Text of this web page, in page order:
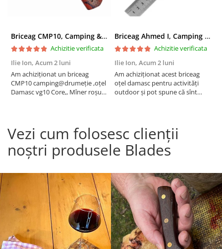
Briceag CMP10, Camping & Drumetie, Otel Damasc VG10 Core, Maner Albastru, 23 cm
Achizitie verificata
Ilie Ion, Acum 2 luni
Am achiziționat un briceag
CMP10 camping@drumeție ,oțel
Damasc vg10 Core,, Mîner roșu
,bine ascuțit,recomand , vă
mulțumesc!
Briceag Ahmed I, Camping & Drumetie, Otel Damasc VG10 Core, Maner Rosu Fosforescent, 22 cm
Achizitie verificata
Ilie Ion, Acum 2 luni
Am achiziționat acest briceag
oțel damasc pentru activități
outdoor și pot spune că sînt
Vezi cum folosesc clienții
noștri produsele Blades